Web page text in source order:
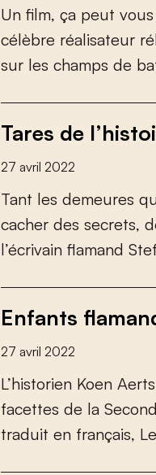
Un flm, ça peut vous
célèbre réalisateur ré
sur les champs de ba
Tares de
27 avril 2022
Tant les demeures q
cacher des secrets, d
l’écrivain famand Stef
Enfants
27 avril 2022
L’historien Koen Aerts
facettes de la Second
traduit en français, Le